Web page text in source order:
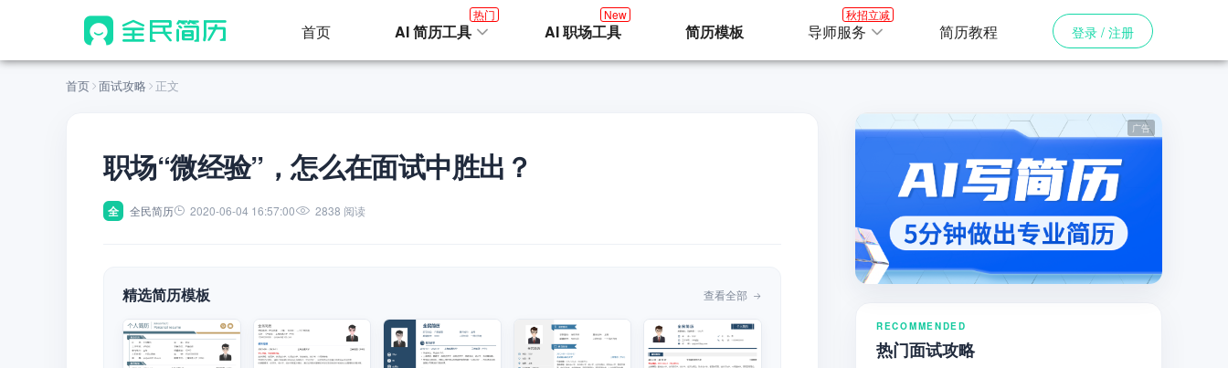
首页 AI 简历工具
热门
AI 职场工具
New
简历模板 导师服务
秋招立减
简历教程 登录 / 注册
首页 面试攻略 正文
职场“微经验”，怎么在面试中胜出？
全 全民简历 2020-06-04 16:57:00 2838 阅读
精选简历模板 查看全部
RECOMMENDED
热门面试攻略